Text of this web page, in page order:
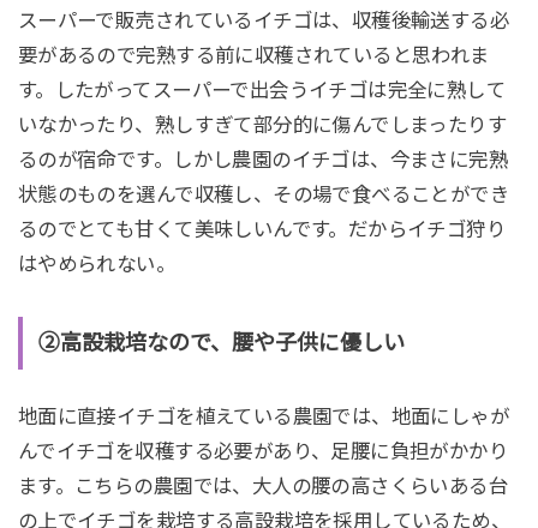
スーパーで販売されているイチゴは、収穫後輸送する必
要があるので完熟する前に収穫されていると思われま
す。したがってスーパーで出会うイチゴは完全に熟して
いなかったり、熟しすぎて部分的に傷んでしまったりす
るのが宿命です。しかし農園のイチゴは、今まさに完熟
状態のものを選んで収穫し、その場で食べることができ
るのでとても甘くて美味しいんです。だからイチゴ狩り
はやめられない。
②高設栽培なので、腰や子供に優しい
地面に直接イチゴを植えている農園では、地面にしゃが
んでイチゴを収穫する必要があり、足腰に負担がかかり
ます。こちらの農園では、大人の腰の高さくらいある台
の上でイチゴを栽培する高設栽培を採用しているため、